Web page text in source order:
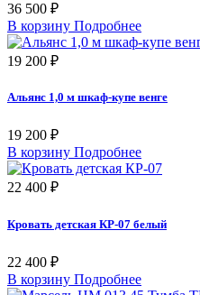
36 500 ₽
В корзину Подробнее
19 200 ₽
Альянс 1,0 м шкаф-купе венге
19 200 ₽
В корзину Подробнее
22 400 ₽
Кровать детская КР-07 белый
22 400 ₽
В корзину Подробнее